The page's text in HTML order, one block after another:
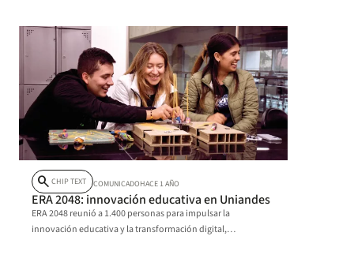
search CHIP TEXT COMUNICADOHACE 1 AÑO
ERA 2048: innovación educativa en Uniandes
ERA 2048 reunió a 1.400 personas para impulsar la
innovación educativa y la transformación digital,